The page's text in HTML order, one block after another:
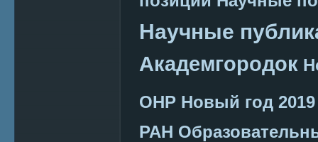
Научные
Академгородок
ОНР Новый год 2019
РАН